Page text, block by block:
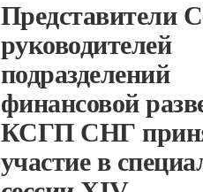
Представители
руководителей
подразделений
финансовой
КСГП СНГ
участие в